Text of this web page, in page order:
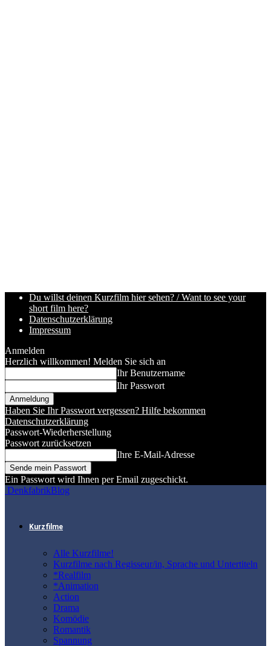
Du willst deinen Kurzfilm hier sehen? / Want to see your
short film here?
Datenschutzerklärung
Impressum
Anmelden
Herzlich willkommen! Melden Sie sich an
Ihr Benutzername
Ihr Passwort
Haben Sie Ihr Passwort vergessen? Hilfe bekommen
Datenschutzerklärung
Passwort-Wiederherstellung
Passwort zurücksetzen
Ihre E-Mail-Adresse
Ein Passwort wird Ihnen per Email zugeschickt.
DenkfabrikBlog
Kurzfilme
Alle Kurzfilme!
Kurzfilme nach Regisseur/in, Sprache und Untertiteln
*Realfilm
*Animation
Action
Drama
Komödie
Romantik
Spannung